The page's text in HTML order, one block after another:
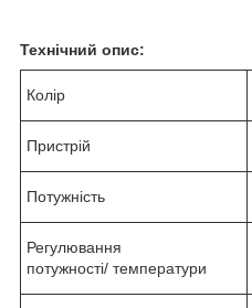
Технічний опис:
Колір
Пристрій
Потужність
Регулювання
потужності/ температури